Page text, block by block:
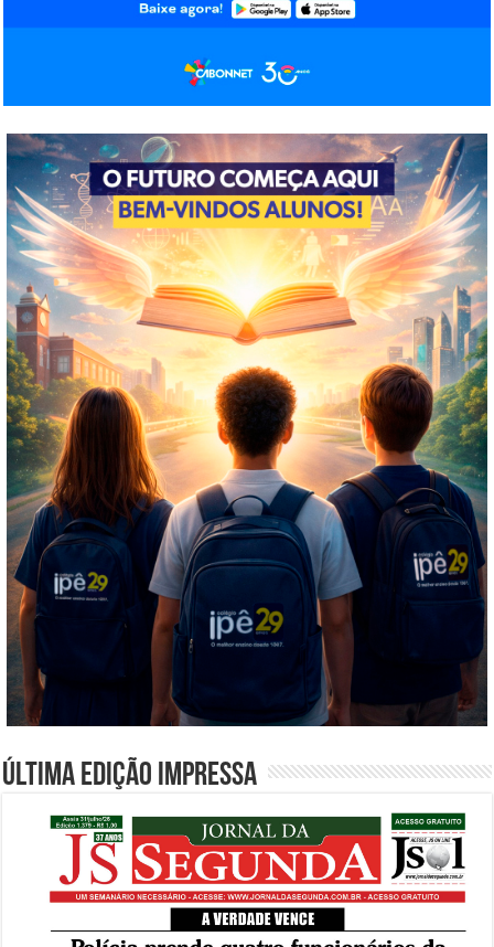
Última edição impressa